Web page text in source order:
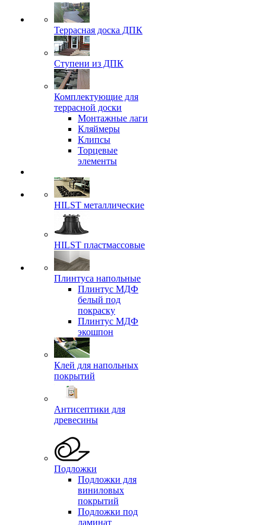
Террасная доска ДПК
Ступени из ДПК
Комплектующие для
террасной доски
Монтажные лаги
Кляймеры
Клипсы
Торцевые
элементы
HILST металлические
HILST пластмассовые
Плинтуса напольные
Плинтус МДФ
белый под
покраску
Плинтус МДФ
экошпон
Клей для напольных
покрытий
Антисептики для
древесины
Подложки
Подложки для
виниловых
покрытий
Подложки под
ламинат